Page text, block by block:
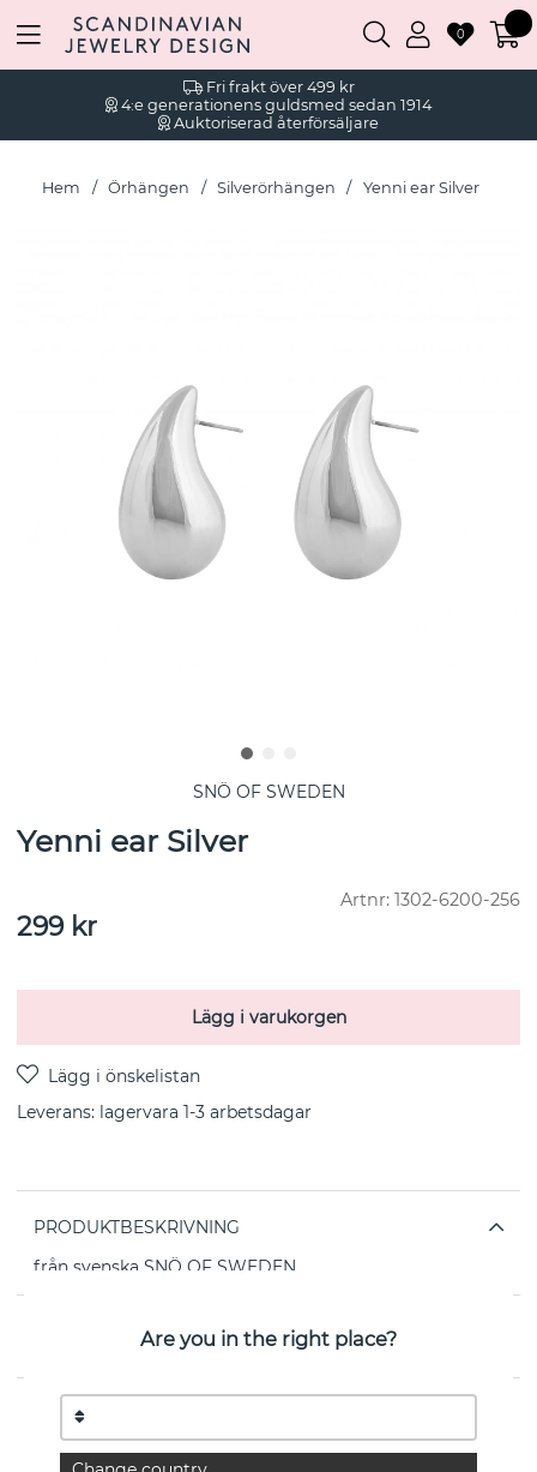
Fri frakt över 499 kr
4:e generationens guldsmed sedan 1914
Auktoriserad återförsäljare
0
Hem Örhängen Silverörhängen Yenni ear Silver
SNÖ OF SWEDEN
Yenni ear Silver
Artnr: 1302-6200-256
299kr
Lägg i varukorgen
Leverans: lagervara 1-3 arbetsdagar
PRODUKTBESKRIVNING
från svenska SNÖ OF SWEDEN
EGENSKAPER
Se fler varor
Are you in the right place?